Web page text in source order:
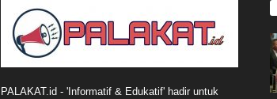
PALAKAT.id - 'Informatif & Edukatif' hadir untuk